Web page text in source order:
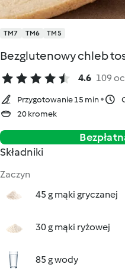
TM7 TM6 TM5
Bezglutenowy chleb
4.6 109
Przygotowanie 15 min
20 kromek
Składniki
Zaczyn
45 g mąki gryczanej
30 g mąki ryżowej
85 g wody